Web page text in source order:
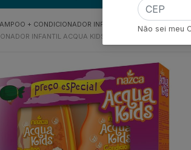
+ CONDICIONADOR INFANTIL
KIT SHAMPOO
INFANTIL ACQUA KIDS CABELOS CACHEADOS
Não sei meu